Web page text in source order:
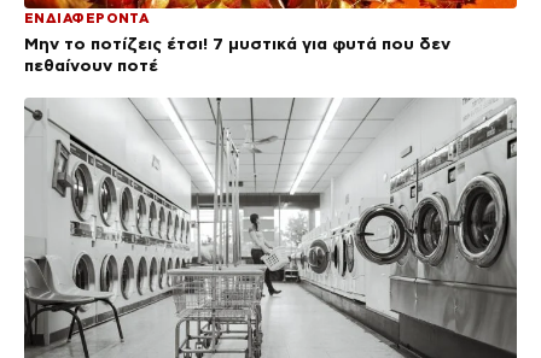
ΕΝΔΙΑΦΕΡΟΝΤΑ
Μην το ποτίζεις έτσι! 7 μυστικά για φυτά που δεν
πεθαίνουν ποτέ